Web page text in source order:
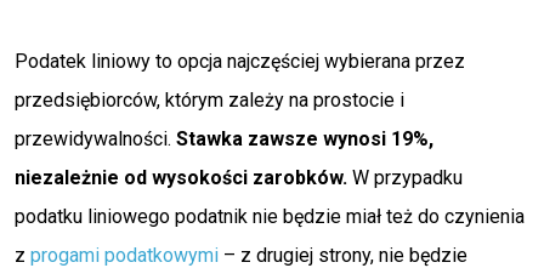
Podatek liniowy to opcja najczęściej wybierana przez
przedsiębiorców, którym zależy na prostocie i
przewidywalności. Stawka zawsze wynosi 19%,
niezależnie od wysokości zarobków. W przypadku
podatku liniowego podatnik nie będzie miał też do czynienia
z progami podatkowymi – z drugiej strony, nie będzie